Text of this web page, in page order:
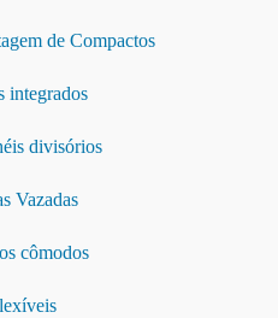
de Compactos
integrados
divisórios
Vazadas
cômodos